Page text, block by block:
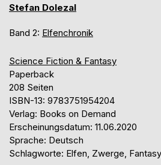
Stefan Dolezal
Band 2: Elfenchronik
Science Fiction & Fantasy
Paperback
208 Seiten
ISBN-13: 9783751954204
Verlag: Books on Demand
Erscheinungsdatum: 11.06.2020
Sprache: Deutsch
Schlagworte: Elfen, Zwerge,